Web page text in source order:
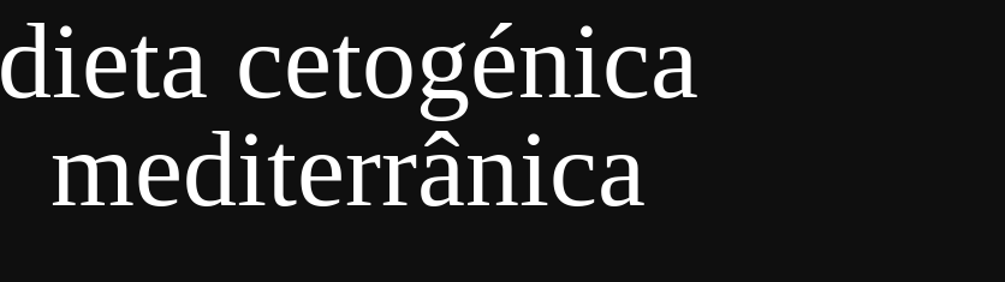
dieta cetogénica
mediterrânica